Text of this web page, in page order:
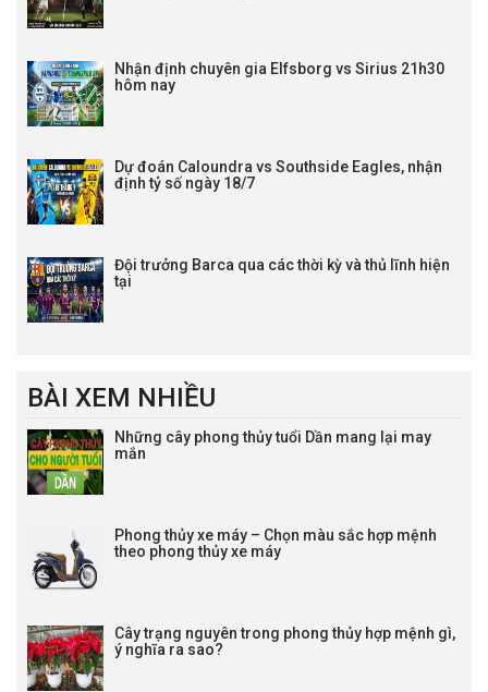
Nhận định chuyên gia Elfsborg vs Sirius 21h30
hôm nay
Dự đoán Caloundra vs Southside Eagles, nhận
định tỷ số ngày 18/7
Đội trưởng Barca qua các thời kỳ và thủ lĩnh hiện
tại
BÀI XEM NHIỀU
Những cây phong thủy tuổi Dần mang lại may
mắn
Phong thủy xe máy – Chọn màu sắc hợp mệnh
theo phong thủy xe máy
Cây trạng nguyên trong phong thủy hợp mệnh gì,
ý nghĩa ra sao?